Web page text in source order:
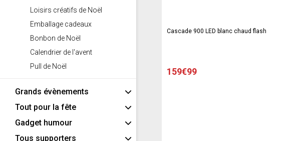
Loisirs créatifs de Noël
Emballage cadeaux
Bonbon de Noël
Calendrier de l'avent
Pull de Noël
Grands évènements
Tout pour la fête
Gadget humour
Tous supporters
Cascade 900 LED blanc chaud flash
159€99